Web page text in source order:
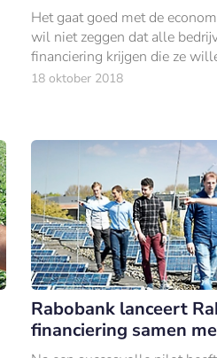
Het gaat goed met de
wil niet zeggen dat alle
financiering krijgen die ze
18 oktober 2018
Rabobank lanceert
financiering samen